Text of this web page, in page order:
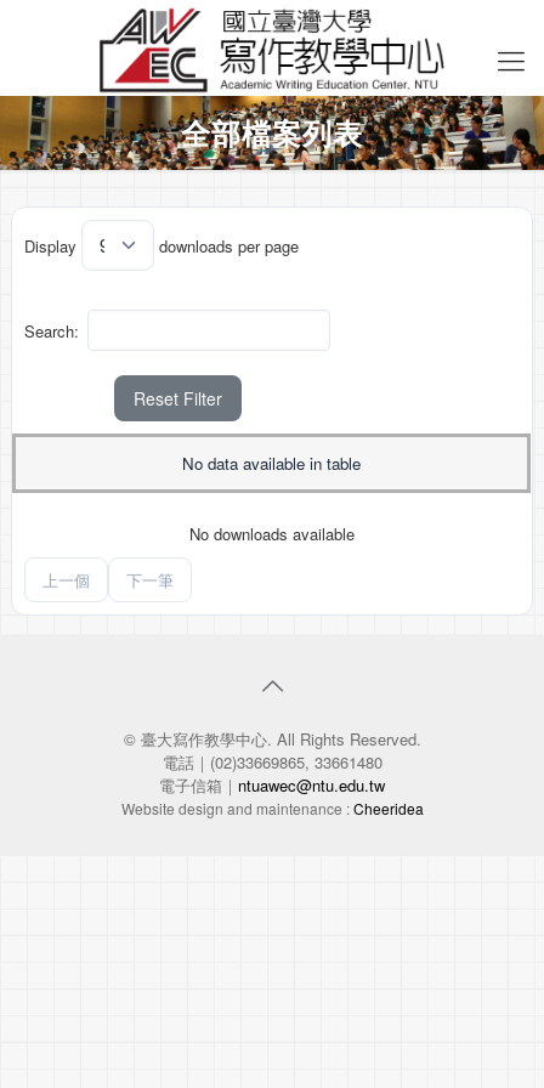
全部檔案列表
Display downloads per page
Search:
Reset Filter
No data available in table
No downloads available
上一個
下一筆
© 臺大寫作教學中心. All Rights Reserved.
電話｜(02)33669865, 33661480
電子信箱｜ ntuawec@ntu.edu.tw
Website design and maintenance :Cheeridea